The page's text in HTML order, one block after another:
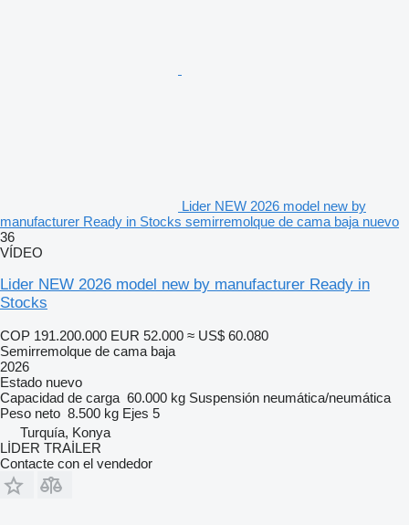
Lider NEW 2026 model new by
manufacturer Ready in Stocks semirremolque de cama baja nuevo
36
VÍDEO
Lider NEW 2026 model new by manufacturer Ready in
Stocks
COP 191.200.000 EUR 52.000 ≈ US$ 60.080
Semirremolque de cama baja
2026
Estado nuevo
Capacidad de carga 60.000 kg Suspensión neumática/neumática
Peso neto 8.500 kg Ejes 5
Turquía, Konya
LİDER TRAİLER
Contacte con el vendedor